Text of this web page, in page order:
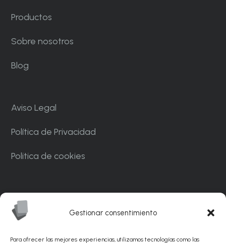
Gestionar consentimiento
Para ofrecer las mejores experiencias, utilizamos tecnologías como las
Productos
Sobre nosotros
Blog
Aviso Legal
Política de Privacidad
Politica de cookies
Industrial CAN MASCARO La Palma de